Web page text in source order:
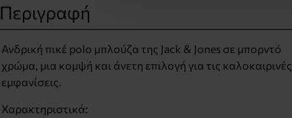
Περιγραφή
Ανδρική πικέ polo μπλούζα της Jack & Jones σε μπορντό
χρώμα, μια κομψή και άνετη επιλογή για τις καλοκαιρινές
εμφανίσεις.
Χαρακτηριστικά: